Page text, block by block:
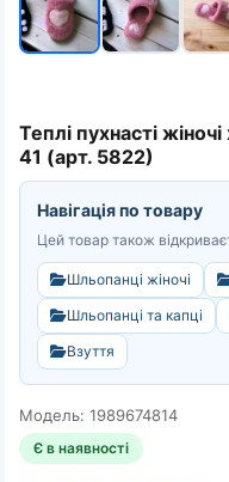
Теплі пухнасті
41 (арт. 5822)
Навігація по товару
Цей товар також
Шльопанці жіночі
Шльопанці та капці
Взуття
Модель: 1989674814
Є в наявності